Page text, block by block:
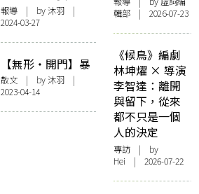
講座側記
裡？——「文學的
原鄉與異鄉：陳慧
X沐羽」講座側記
報導| by沐羽|
2024-03-27
【無形・開門】暴
力鄰舍
散文| by沐羽|
2023-04-14
輯部 | 2026-07-23
《候鳥》編劇
林坤燿 × 導演
李智達：離開
與留下，從來
都不只是一個
人的決定
專訪 | by
Hei | 2026-07-22